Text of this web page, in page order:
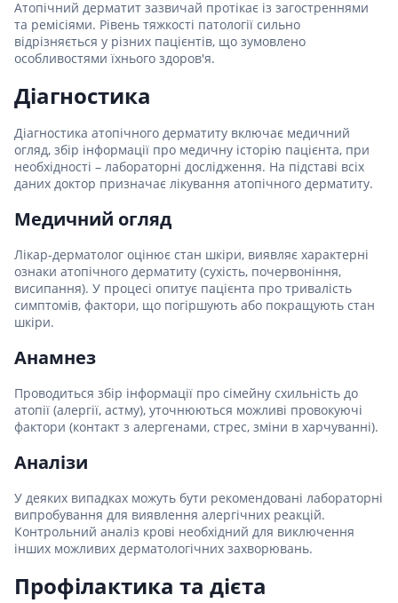
Атопічний дерматит зазвичай протікає із загостреннями
та ремісіями. Рівень тяжкості патології сильно
відрізняється у різних пацієнтів, що зумовлено
особливостями їхнього здоров'я.
Діагностика
Діагностика атопічного дерматиту включає медичний
огляд, збір інформації про медичну історію пацієнта, при
необхідності – лабораторні дослідження. На підставі всіх
даних доктор призначає лікування атопічного дерматиту.
Медичний огляд
Лікар-дерматолог оцінює стан шкіри, виявляє характерні
ознаки атопічного дерматиту (сухість, почервоніння,
висипання). У процесі опитує пацієнта про тривалість
симптомів, фактори, що погіршують або покращують стан
шкіри.
Анамнез
Проводиться збір інформації про сімейну схильність до
атопії (алергії, астму), уточнюються можливі провокуючі
фактори (контакт з алергенами, стрес, зміни в харчуванні).
Аналізи
У деяких випадках можуть бути рекомендовані лабораторні
випробування для виявлення алергічних реакцій.
Контрольний аналіз крові необхідний для виключення
інших можливих дерматологічних захворювань.
Профілактика та дієта